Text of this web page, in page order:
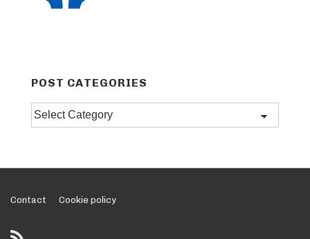
POST CATEGORIES
Post
categories
Footer
Menu
Contact Cookie policy